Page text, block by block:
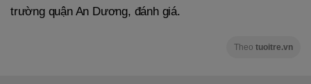
trường quận An Dương, đánh giá.
Theo tuoitre.vn